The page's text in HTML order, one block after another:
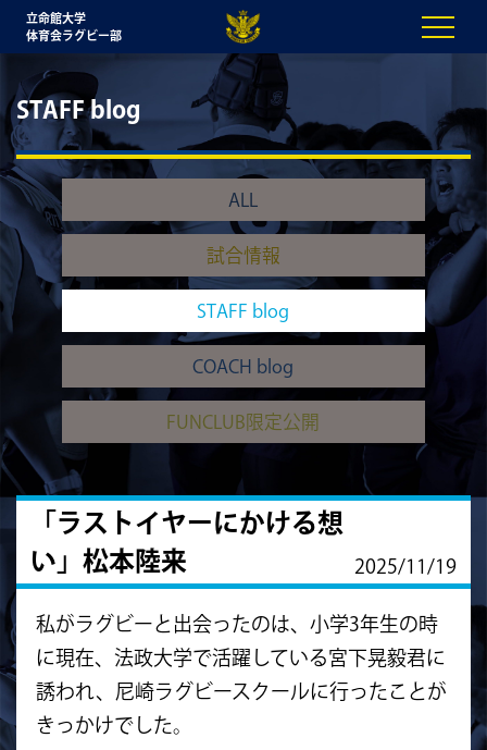
立命館大学
体育会ラグビー部
STAFF blog
ALL
試合情報
STAFF blog
COACH blog
FUNCLUB限定公開
「ラストイヤーにかける想
い」松本陸来
2025/11/19
私がラグビーと出会ったのは、小学3年生の時
に現在、法政大学で活躍している宮下晃毅君に
誘われ、尼崎ラグビースクールに行ったことが
きっかけでした。